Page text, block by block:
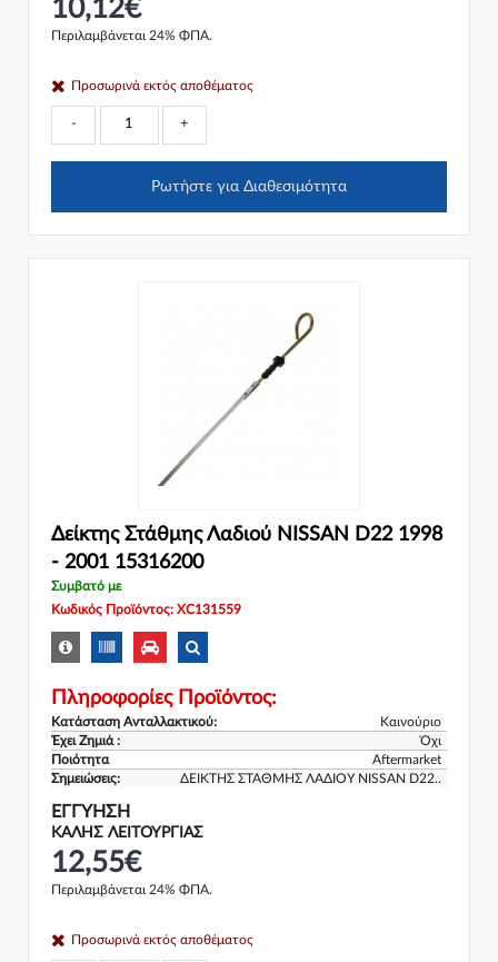
10,12€
Περιλαμβάνεται 24% ΦΠΑ.
Προσωρινά εκτός αποθέματος
- +
Ρωτήστε για Διαθεσιμότητα
Δείκτης Στάθμης Λαδιού NISSAN D22 1998
- 2001 15316200
Συμβατό με
Κωδικός Προϊόντος: XC131559
Πληροφορίες Προϊόντος:
Κατάσταση Ανταλλακτικού:
Καινούριο
Έχει Ζημιά :
Όχι
Ποιότητα
Aftermarket
Σημειώσεις:
ΔΕΙΚΤΗΣ ΣΤΑΘΜΗΣ ΛΑΔΙΟΥ NISSAN D22..
ΕΓΓΎΗΣΗ
ΚΑΛΗΣ ΛΕΙΤΟΥΡΓΙΑΣ
12,55€
Περιλαμβάνεται 24% ΦΠΑ.
Προσωρινά εκτός αποθέματος